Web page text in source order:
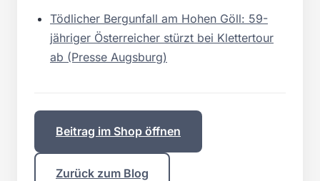
Tödlicher Bergunfall am Hohen Göll: 59-
jähriger Österreicher stürzt bei Klettertour
ab (Presse Augsburg)
Beitrag im Shop öffnen
Zurück zum Blog